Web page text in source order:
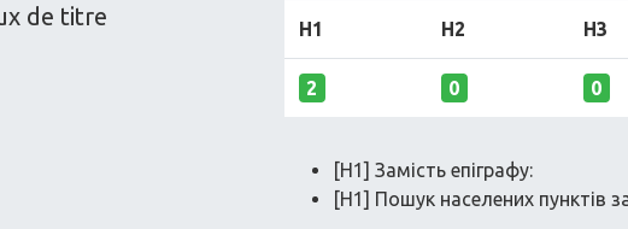
de titre H1 H2 H3
2 0 0
[H1] Замість епіграфу:
[H1] Пошук населених пунктів